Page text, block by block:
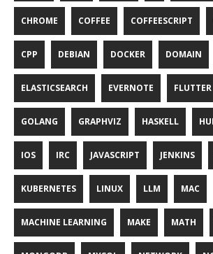
CHROME COFFEE COFFEESCRIPT
CPP DEBIAN DOCKER DOMAIN
ELASTICSEARCH EVERNOTE FLUTTER
GOLANG GRAPHVIZ HASKELL
IOS IRC JAVASCRIPT JENKINS
KUBERNETES LINUX LLM MAC
MACHINE LEARNING MAKE MATH